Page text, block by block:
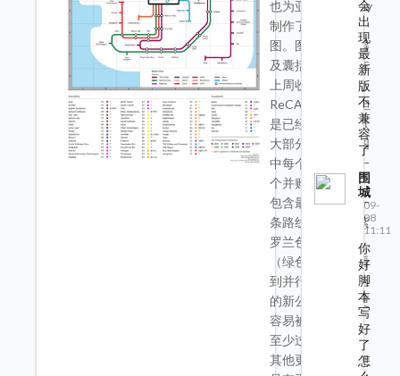
也为亚马逊和eBay
制作了类似的地
图。图中没有来得
及囊括谷歌刚刚在
上周收购的
ReCAPTCHA，但
是已经包括了谷歌
大部分的并购。图
中每个站点代表一
个并购。最长的、
包含最多站点的一
条路线是技术（紫
罗兰色）和服务
（绿色）。可以看
到并行在两条线上
的新公司可能会更
容易被谷歌收购，
至少过去是这样。
其他更短一些，但
会
出
现
最
新
版
不
兼
容
了
围
城
09-
08
11:11
你
好
脚
本
写
好
了
怎